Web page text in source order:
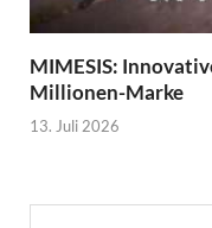
MIMESIS:
Millionen-Marke
13. Juli 2026